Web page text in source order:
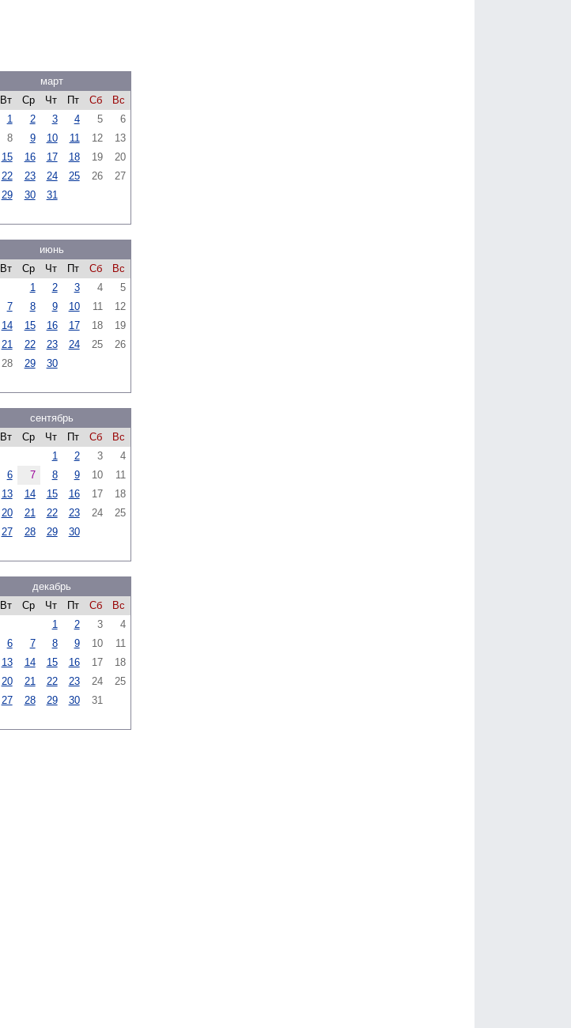
март
Вт Ср Чт Пт Сб
Вс
1
2 3 4 5
6
8 9 10 11 12
13
15 16 17 18 19
20
22 23 24 25 26
27
29 30 31
июнь
Вт Ср Чт Пт Сб
Вс
1
2 3 4
5
7 8 9 10 11
12
14 15 16 17 18
19
21 22 23 24 25
26
28 29 30
сентябрь
Вт Ср Чт Пт Сб
Вс
1
2 3
4
6 7 8 9 10
11
13 14 15 16 17
18
20 21 22 23 24
25
27 28 29 30
декабрь
Вт Ср Чт Пт Сб
Вс
1
2 3
4
6 7 8 9 10
11
13 14 15 16 17
18
20 21 22 23 24
25
27 28 29 30 31